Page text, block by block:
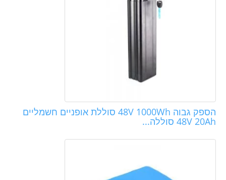
הספק גבוה 48V 1000Wh סוללת אופניים חשמליים
48V 20Ah סוללה...